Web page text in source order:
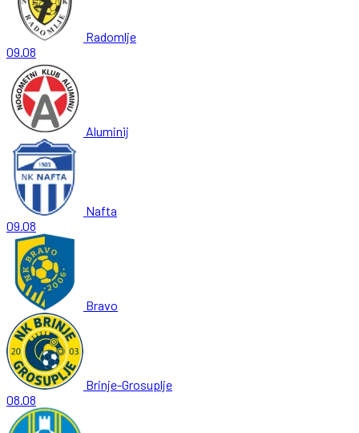
Radomlje
09.08
Aluminij
Nafta
09.08
Bravo
Brinje-Grosuplje
08.08